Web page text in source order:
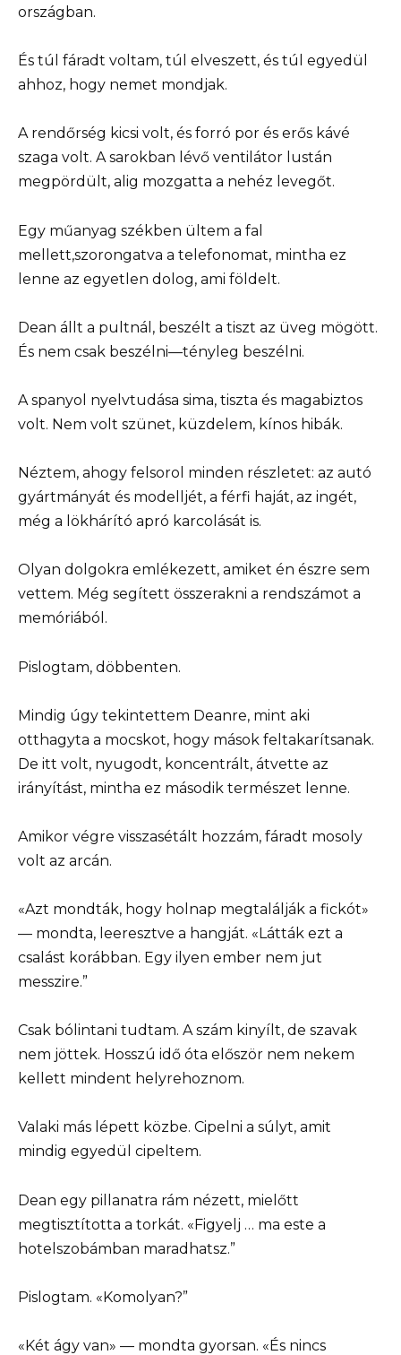
országban.
És túl fáradt voltam, túl elveszett, és túl egyedül
ahhoz, hogy nemet mondjak.
A rendőrség kicsi volt, és forró por és erős kávé
szaga volt. A sarokban lévő ventilátor lustán
megpördült, alig mozgatta a nehéz levegőt.
Egy műanyag székben ültem a fal
mellett,szorongatva a telefonomat, mintha ez
lenne az egyetlen dolog, ami földelt.
Dean állt a pultnál, beszélt a tiszt az üveg mögött.
És nem csak beszélni—tényleg beszélni.
A spanyol nyelvtudása sima, tiszta és magabiztos
volt. Nem volt szünet, küzdelem, kínos hibák.
Néztem, ahogy felsorol minden részletet: az autó
gyártmányát és modelljét, a férfi haját, az ingét,
még a lökhárító apró karcolását is.
Olyan dolgokra emlékezett, amiket én észre sem
vettem. Még segített összerakni a rendszámot a
memóriából.
Pislogtam, döbbenten.
Mindig úgy tekintettem Deanre, mint aki
otthagyta a mocskot, hogy mások feltakarítsanak.
De itt volt, nyugodt, koncentrált, átvette az
irányítást, mintha ez második természet lenne.
Amikor végre visszasétált hozzám, fáradt mosoly
volt az arcán.
«Azt mondták, hogy holnap megtalálják a fickót»
— mondta, leeresztve a hangját. «Látták ezt a
csalást korábban. Egy ilyen ember nem jut
messzire.”
Csak bólintani tudtam. A szám kinyílt, de szavak
nem jöttek. Hosszú idő óta először nem nekem
kellett mindent helyrehoznom.
Valaki más lépett közbe. Cipelni a súlyt, amit
mindig egyedül cipeltem.
Dean egy pillanatra rám nézett, mielőtt
megtisztította a torkát. «Figyelj … ma este a
hotelszobámban maradhatsz.”
Pislogtam. «Komolyan?”
«Két ágy van» — mondta gyorsan. «És nincs